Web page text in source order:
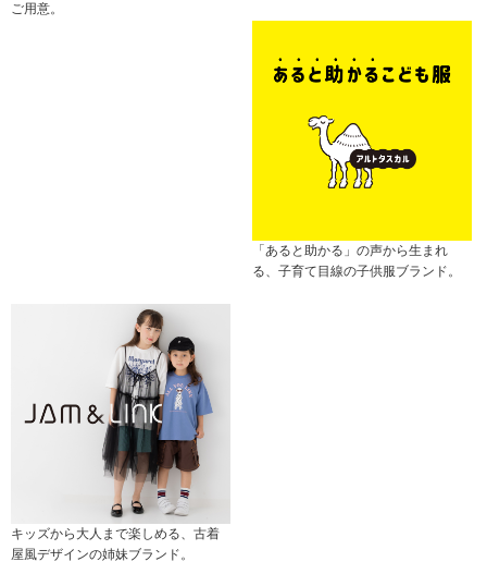
ご用意。
「あると助かる」の声から生まれ
る、子育て目線の子供服ブランド。
キッズから大人まで楽しめる、古着
屋風デザインの姉妹ブランド。